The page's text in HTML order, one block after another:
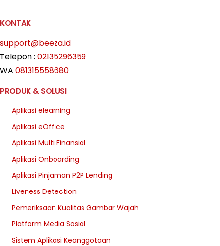
KONTAK
support@beeza.id
Telepon : 02135296359
WA 081315558680
PRODUK & SOLUSI
Aplikasi elearning
Aplikasi eOffice
Aplikasi Multi Finansial
Aplikasi Onboarding
Aplikasi Pinjaman P2P Lending
Liveness Detection
Pemeriksaan Kualitas Gambar Wajah
Platform Media Sosial
Sistem Aplikasi Keanggotaan